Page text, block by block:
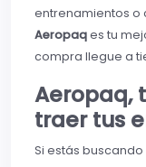
entrenamientos o
Aeropaqes tu
compra llegue a
Aeropaq,
traer tus
Si estás